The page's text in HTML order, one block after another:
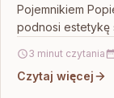
Pojemnikiem
podnosi estetykę
3 minut czytania
Czytaj więcej